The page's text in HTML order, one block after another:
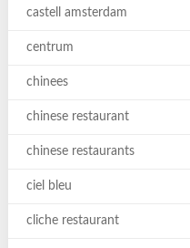
castell amsterdam
centrum
chinees
chinese restaurant
chinese restaurants
ciel bleu
cliche restaurant